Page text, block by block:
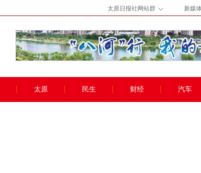
太原日报社网站群 新媒
太原 民生 财经 汽车